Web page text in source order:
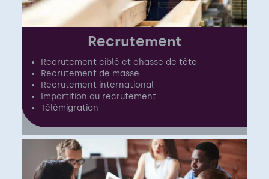
Recrutement
Recrutement ciblé et chasse de tête
Recrutement de masse
Recrutement international
Impartition du recrutement
Télémigration